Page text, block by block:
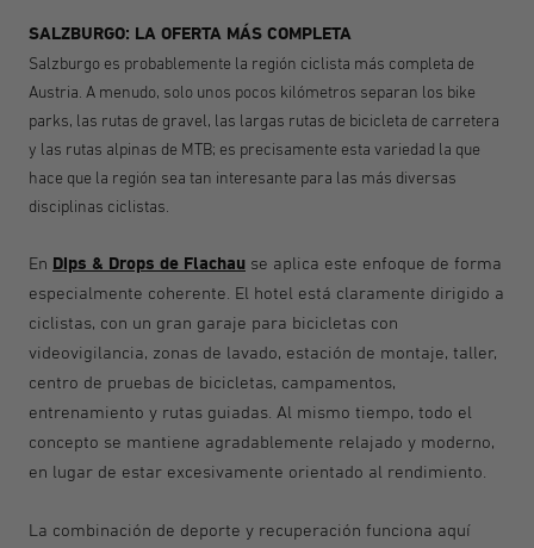
SALZBURGO: LA OFERTA MÁS COMPLETA
Salzburgo es probablemente la región ciclista más completa de
Austria. A menudo, solo unos pocos kilómetros separan los bike
parks, las rutas de gravel, las largas rutas de bicicleta de carretera
y las rutas alpinas de MTB; es precisamente esta variedad la que
hace que la región sea tan interesante para las más diversas
disciplinas ciclistas.
En Dips & Drops de Flachau se aplica este enfoque de forma
especialmente coherente. El hotel está claramente dirigido a
ciclistas, con un gran garaje para bicicletas con
videovigilancia, zonas de lavado, estación de montaje, taller,
centro de pruebas de bicicletas, campamentos,
entrenamiento y rutas guiadas. Al mismo tiempo, todo el
concepto se mantiene agradablemente relajado y moderno,
en lugar de estar excesivamente orientado al rendimiento.
La combinación de deporte y recuperación funciona aquí